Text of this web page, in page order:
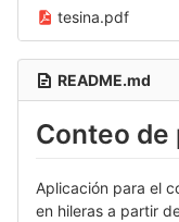
tesina.pdf
README.md
Conteo de
Aplicación para el
en hileras a partir